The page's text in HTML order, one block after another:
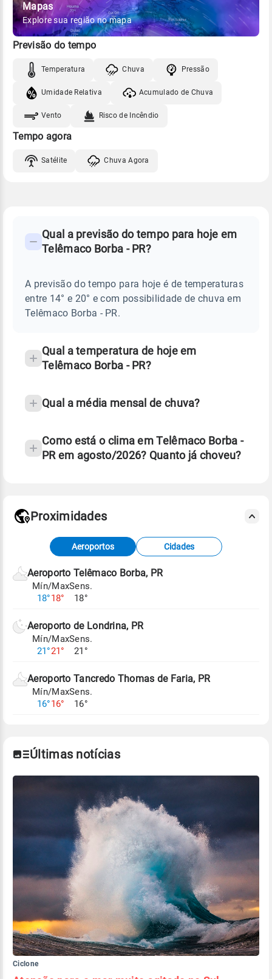
Mapas
Explore sua região no mapa
Previsão do tempo
Temperatura Chuva Pressão
Umidade Relativa Acumulado de Chuva
Vento Risco de Incêndio
Tempo agora
Satélite Chuva Agora
TEMPO
TELÊMACO
BORBA
Perguntas
sobre
chuva
Qual a previsão do tempo para hoje em
Telêmaco Borba - PR?
A previsão do tempo para hoje é de temperaturas
entre 14° e 20° e com possibilidade de chuva em
Telêmaco Borba - PR.
Qual a temperatura de hoje em
Telêmaco Borba - PR?
Qual a média mensal de chuva?
Como está o clima em Telêmaco Borba -
PR em agosto/2026? Quanto já choveu?
Fonte: dados combinados de estações
meteorológicas e satélite do Centro de Previsão
de Tempo e Estudos Climáticos (CPTEC).
Para obter mais informações sobre os dados
Proximidades
Aeroportos Cidades
Aeroporto Telêmaco Borba, PR
Mín/Max
18°18°
Sens.
18°
Aeroporto de Londrina, PR
Mín/Max
21°21°
Sens.
21°
Aeroporto Tancredo Thomas de Faria, PR
Mín/Max
16°16°
Sens.
16°
Últimas notícias
Ciclone